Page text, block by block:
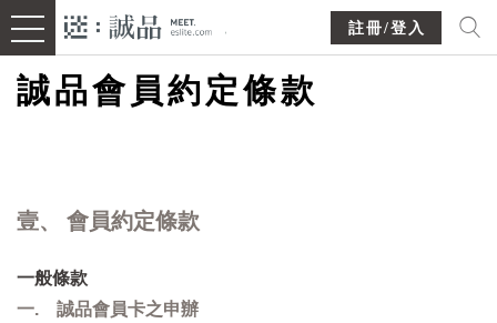
註冊/登入
誠品會員約定條款
壹、 會員約定條款
一般條款
一. 誠品會員卡之申辦